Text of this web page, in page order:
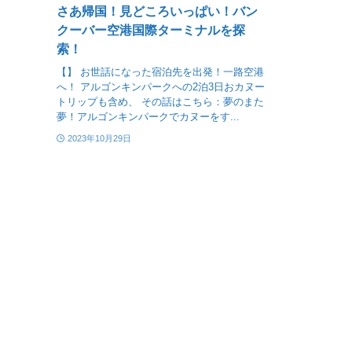
さあ帰国！見どころいっぱい！バン
クーバー空港国際ターミナルを探
索！
【】 お世話になった宿泊先を出発！一路空港
へ！ アルゴンキンパークへの2泊3日おカヌー
トリップも含め、 その話はこちら：夢のまた
夢！アルゴンキンパークでカヌーをす...
2023年10月29日